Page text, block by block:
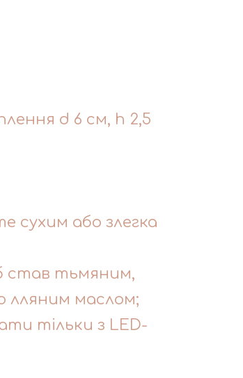
d 6 см, h 2,5
сухим або злегка
став тьмяним,
лляним маслом;
тільки з LED-